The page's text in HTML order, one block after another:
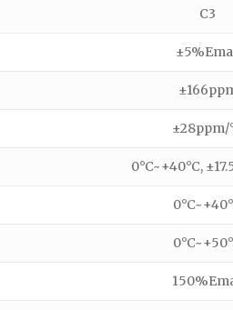
C3
±28ppm/
0°C~+40°C,